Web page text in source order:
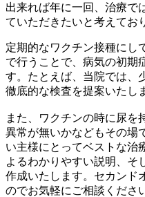
出来れば年に一回、治療で
ていただきたいと考えてお
定期的なワクチン接種にし
で行うことで、病気の初期
す。たとえば、当院では、
徹底的な検査を提案いたし
また、ワクチンの時に尿を
異常が無いかなどもその場
い主様にとってベストな治
よるわかりやすい説明、そ
作成いたします。セカンド
のでお気軽にご相談くださ